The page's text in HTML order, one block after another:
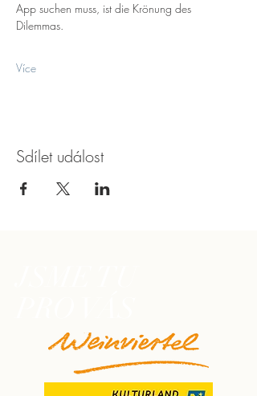
App suchen muss, ist die Krönung des
Dilemmas.
Více
Sdílet událost